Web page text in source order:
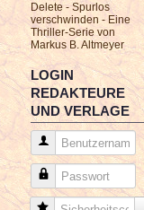
Delete - Spurlos
verschwinden - Eine
Thriller-Serie von
Markus B. Altmeyer
LOGIN
REDAKTEURE
UND VERLAGE
Benutzername
Passwort